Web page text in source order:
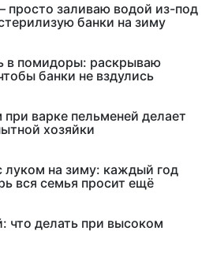
просто заливаю водой из-под
банки на зиму
в помидоры: раскрываю
банки не вздулись
варке пельменей делает
хозяйки
луком на зиму: каждый год
вся семья просит ещё
что делать при высоком